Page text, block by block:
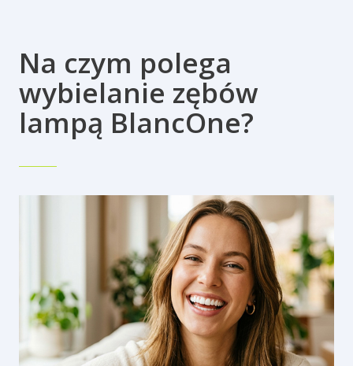
Na czym polega
wybielanie zębów
lampą BlancOne?